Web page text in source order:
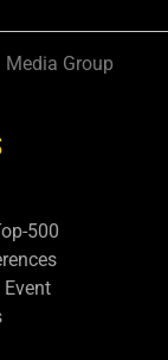
Group
500